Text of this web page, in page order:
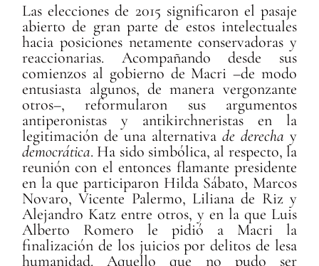
Las elecciones de 2015 significaron el pasaje
abierto de gran parte de estos intelectuales
hacia posiciones netamente conservadoras y
reaccionarias. Acompañando desde sus
comienzos al gobierno de Macri –de modo
entusiasta algunos, de manera vergonzante
otros–, reformularon sus argumentos
antiperonistas y antikirchneristas en la
legitimación de una alternativa de derecha y
democrática. Ha sido simbólica, al respecto, la
reunión con el entonces flamante presidente
en la que participaron Hilda Sábato, Marcos
Novaro, Vicente Palermo, Liliana de Riz y
Alejandro Katz entre otros, y en la que Luis
Alberto Romero le pidió a Macri la
finalización de los juicios por delitos de lesa
humanidad. Aquello que no pudo ser